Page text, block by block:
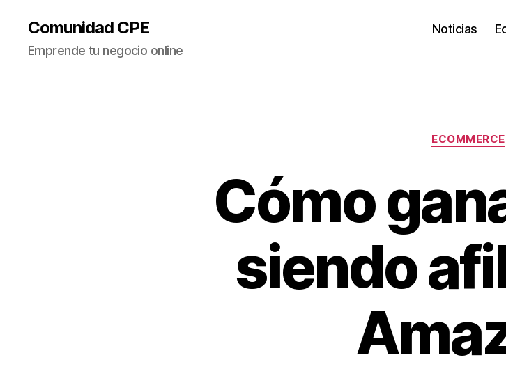
Comunidad CPE
Emprende tu negocio online
Noticias
ECOMMERCE
Cómo
siendo